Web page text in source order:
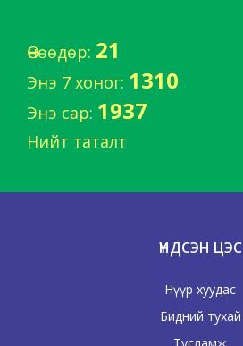
Өнөөдөр: 21
Энэ 7 хоног: 1310
Энэ сар: 1937
Нийт таталт
ҮНДСЭН ЦЭС
Нүүр хуудас
Бидний тухай